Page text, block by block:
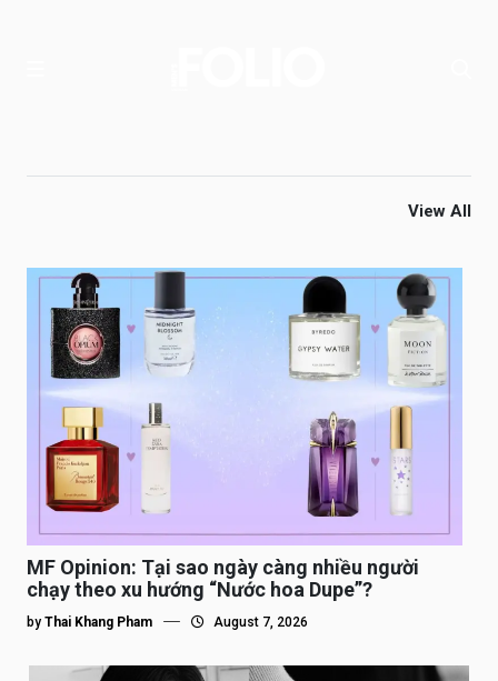
View All
MF Opinion: Tại sao ngày càng nhiều người
chạy theo xu hướng “Nước hoa Dupe”?
by Thai Khang Pham August 7, 2026